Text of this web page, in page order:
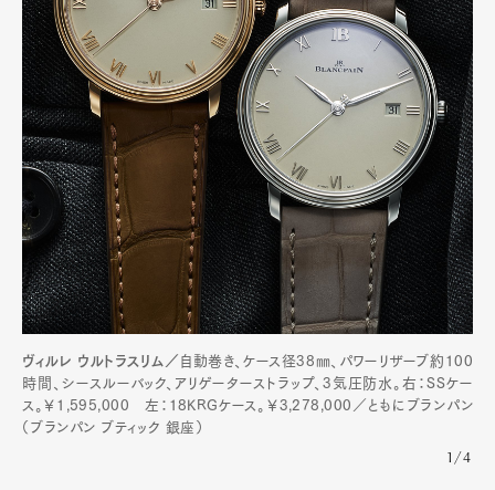
ヴィルレ ウルトラスリム／ 自動巻き、ケース径38㎜、パワーリザーブ約100
時間、シースルーバック、アリゲーターストラップ、3気圧防水。右：SSケー
ス。￥1,595,000 左：18KRGケース。￥3,278,000／ともにブランパン
（ブランパン ブティック 銀座）
1/4